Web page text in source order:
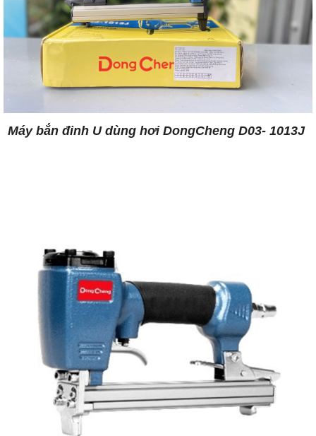
Máy bắn đinh U dùng hơi DongCheng D03- 1013J